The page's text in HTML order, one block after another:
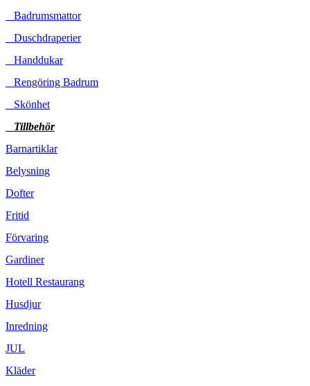
Badrumsmattor
Duschdraperier
Handdukar
Rengöring Badrum
Skönhet
Tillbehör
Barnartiklar
Belysning
Dofter
Fritid
Förvaring
Gardiner
Hotell Restaurang
Husdjur
Inredning
JUL
Kläder